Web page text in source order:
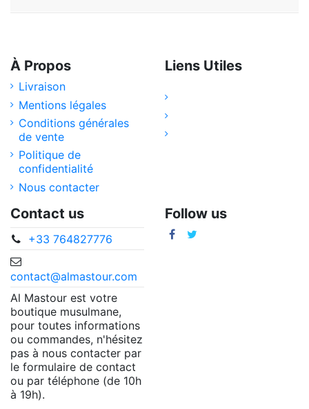
À Propos
Livraison
Mentions légales
Conditions générales
de vente
Politique de
confidentialité
Nous contacter
Liens Utiles
Contact us
+33 764827776
contact@almastour.com
Al Mastour est votre
boutique musulmane,
pour toutes informations
ou commandes, n'hésitez
pas à nous contacter par
le formulaire de contact
ou par téléphone (de 10h
à 19h).
Follow us